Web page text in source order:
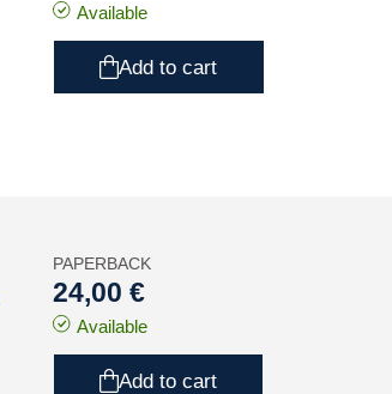
Available
Add to cart
PAPERBACK
24,00 €
Available
Add to cart